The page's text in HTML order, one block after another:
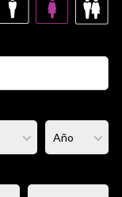
encanta el rock,